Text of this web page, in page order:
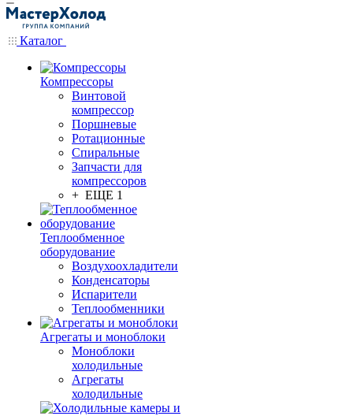
Каталог
Компрессоры
Винтовой
компрессор
Поршневые
Ротационные
Спиральные
Запчасти для
компрессоров
+ ЕЩЕ 1
Теплообменное
оборудование
Воздухоохладители
Конденсаторы
Испарители
Теплообменники
Агрегаты и моноблоки
Моноблоки
холодильные
Агрегаты
холодильные